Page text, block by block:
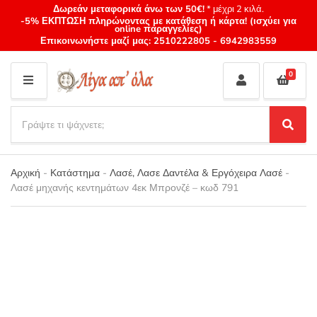
Δωρεάν μεταφορικά άνω των 50€!* μέχρι 2 κιλά.
-5% ΕΚΠΤΩΣΗ πληρώνοντας με κατάθεση ή κάρτα! (ισχύει για
online παραγγελίες)
Επικοινωνήστε μαζί μας: 2510222805 - 6942983559
M
E
N
U
Category
name
a
r
c
h
p
S
e
a
r
0
Αρχική - Κατάστημα - Λασέ, Λασε Δαντέλα & Εργόχειρα Λασέ -
Λασέ μηχανής κεντημάτων 4εκ Μπρονζέ – κωδ 791